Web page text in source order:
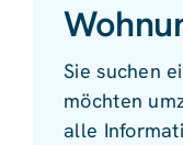
Sie suchen
möchten
alle